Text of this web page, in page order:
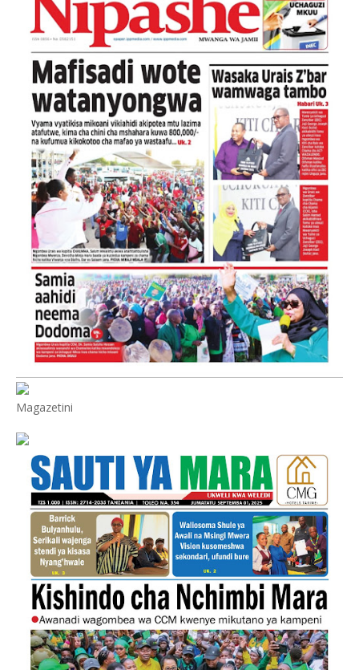
Magazetini